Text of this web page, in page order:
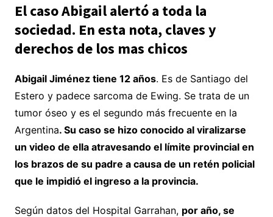
El caso Abigail alertó a toda la
sociedad. En esta nota, claves y
derechos de los mas chicos
Abigail Jiménez tiene 12 años. Es de Santiago del
Estero y padece sarcoma de Ewing. Se trata de un
tumor óseo y es el segundo más frecuente en la
Argentina. Su caso se hizo conocido al viralizarse
un video de ella atravesando el límite provincial en
los brazos de su padre a causa de un retén policial
que le impidió el ingreso a la provincia.
Según datos del Hospital Garrahan, por año, se